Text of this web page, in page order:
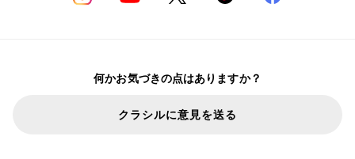
何かお気づきの点はありますか？
クラシルに意見を送る